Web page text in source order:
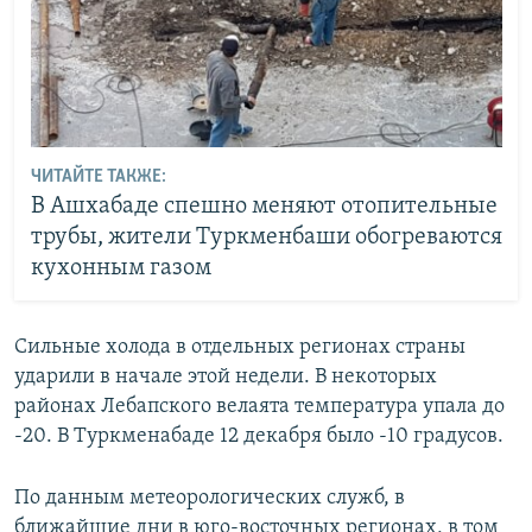
ЧИТАЙТЕ ТАКЖЕ:
В Ашхабаде спешно меняют отопительные
трубы, жители Туркменбаши обогреваются
кухонным газом
Сильные холода в отдельных регионах страны
ударили в начале этой недели. В некоторых
районах Лебапского велаята температура упала до
-20. В Туркменабаде 12 декабря было -10 градусов.
По данным метеорологических служб, в
ближайшие дни в юго-восточных регионах, в том